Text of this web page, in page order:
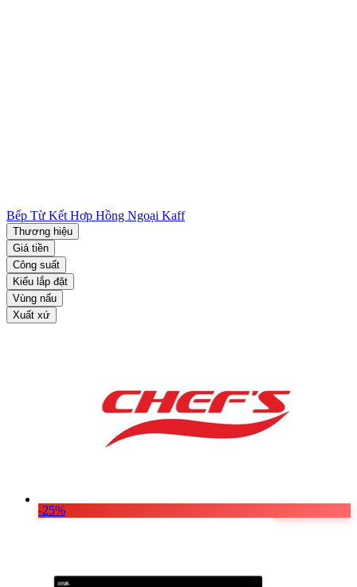
Bếp Từ Kết Hợp Hồng Ngoại Kaff
Thương hiệu
Giá tiền
Công suất
Kiểu lắp đặt
Vùng nấu
Xuất xứ
-25%